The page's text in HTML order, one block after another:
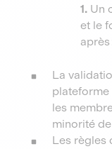
1. Un
et le
après
La
plateforme
les
minorité
Les règles